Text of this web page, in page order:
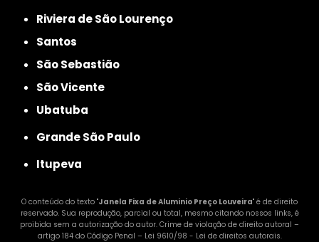
Riviera de São Lourenço
Santos
São Sebastião
São Vicente
Ubatuba
Grande São Paulo
Itupeva
O conteúdo do texto "Janela Fixa de Aluminio Preço Louveira" é de direito
reservado. Sua reprodução, parcial ou total, mesmo citando nossos links, é
proibida sem a autorização do autor. Crime de violação de direito autoral –
artigo 184 do Código Penal – Lei 9610/98 - Lei de direitos autorais.